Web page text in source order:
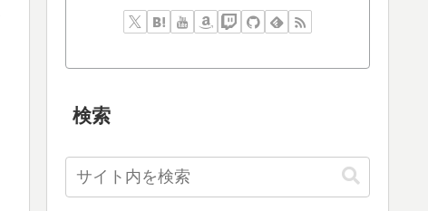
検索